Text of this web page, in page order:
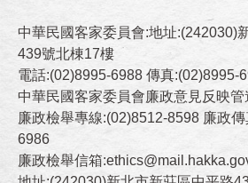
中華民國客家委員會:地址:(242030)
439號北棟17樓
電話:(02)8995-6988 傳真:(02)8995-
中華民國客家委員會廉政意見反映管
廉政檢舉專線:(02)8512-8598 廉政
6986
廉政檢舉信箱